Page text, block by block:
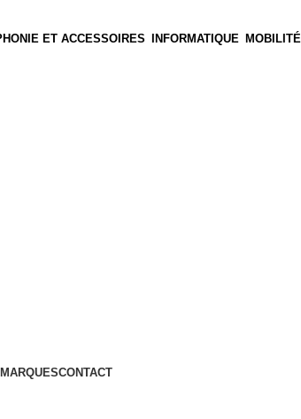
ET ACCESSOIRES INFORMATIQUE MOBILITÉ
MARQUESCONTACT